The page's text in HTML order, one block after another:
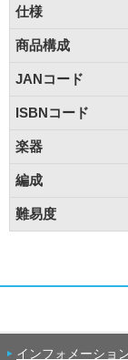
仕様
商品構成
JANコード
ISBNコード
楽器
編成
難易度
インフォメーショ